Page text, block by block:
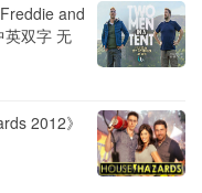
and
英双字 无
2012》